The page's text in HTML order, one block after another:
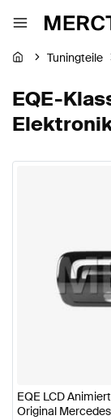
Tuningteile
EQE-
EQE LCD
Original